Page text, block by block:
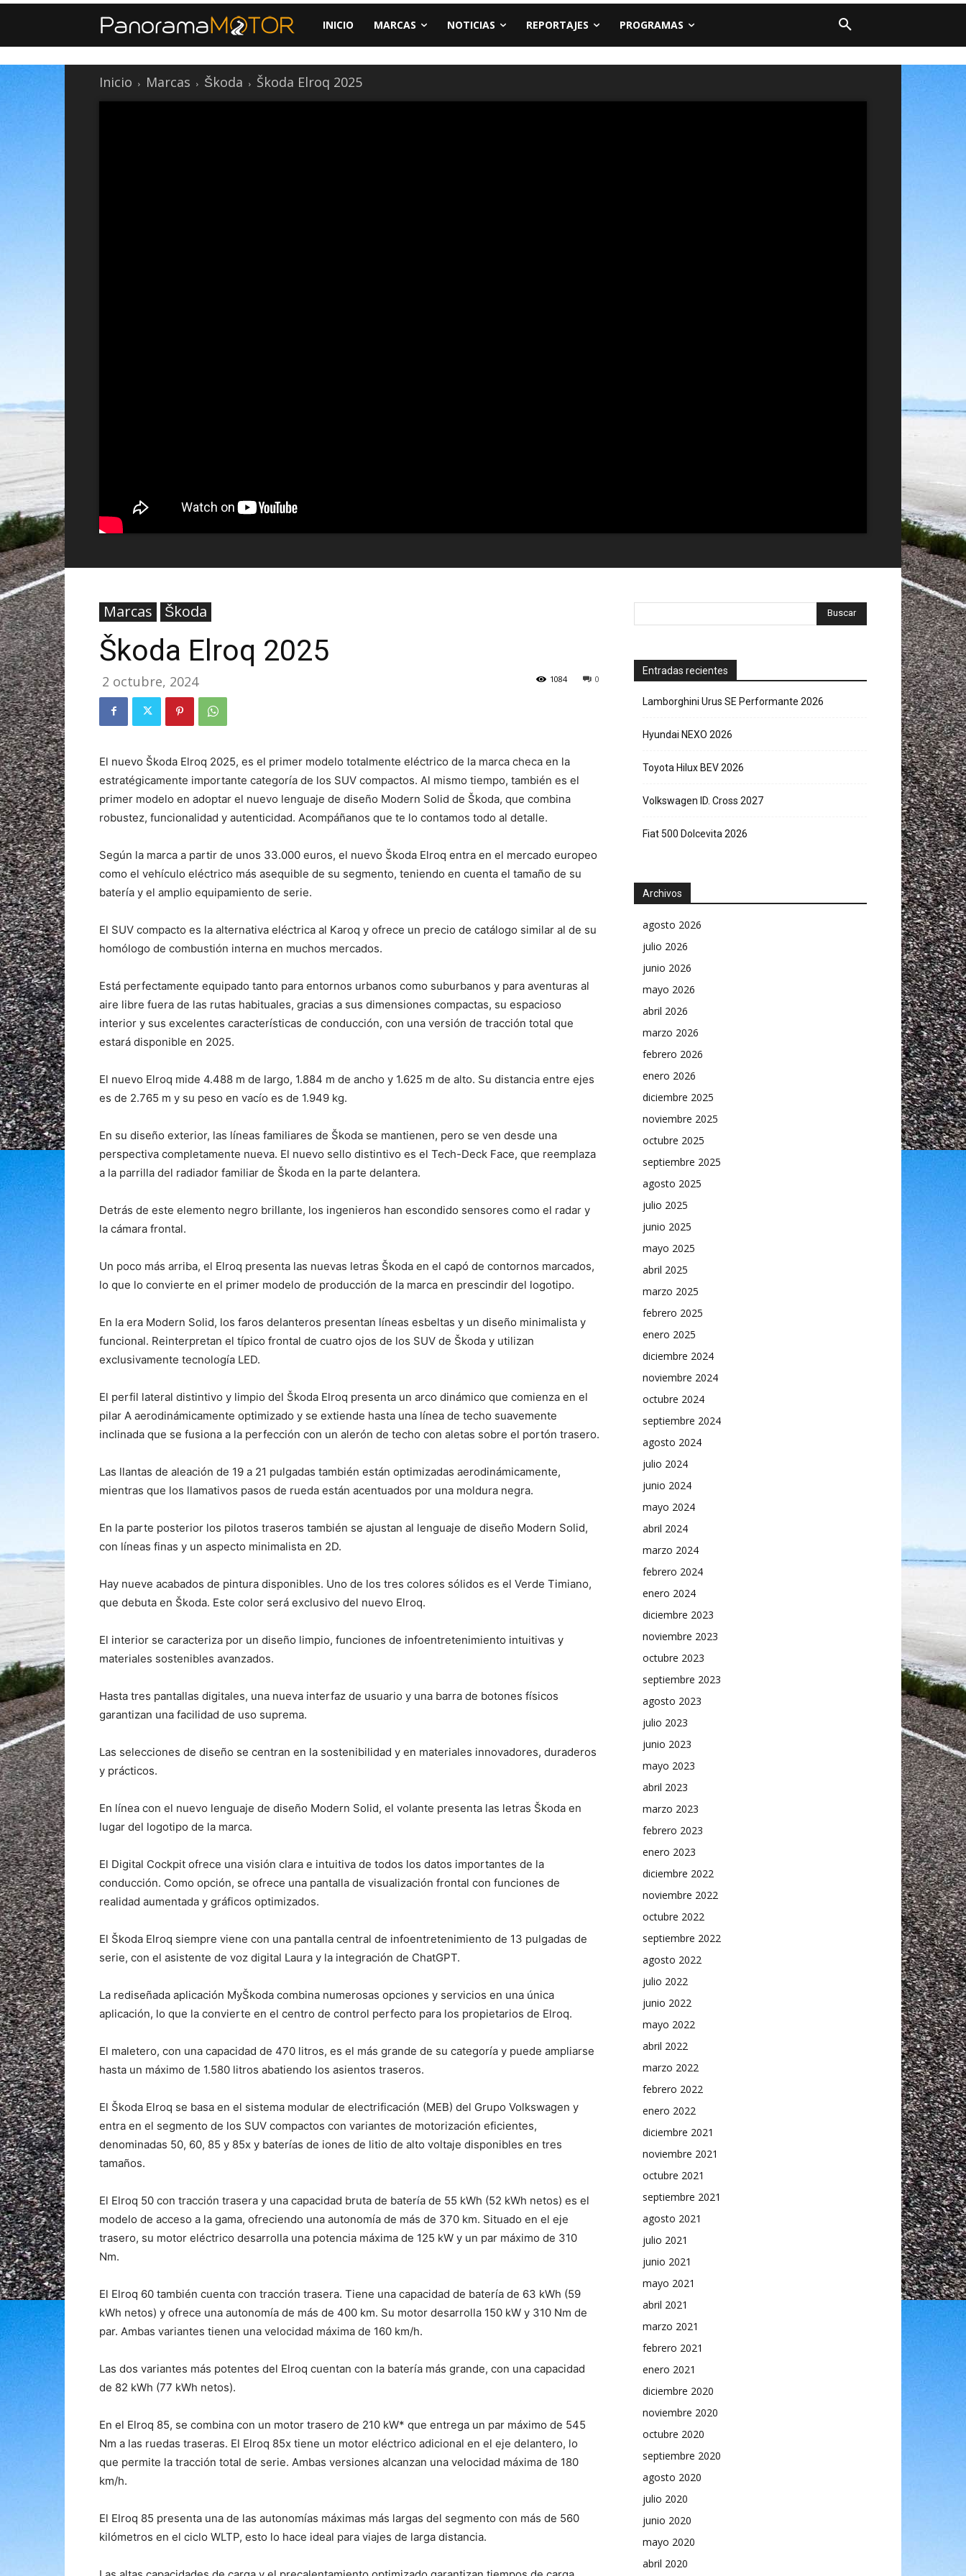
INICIO MARCAS NOTICIAS REPORTAJES PROGRAMAS
Inicio Marcas Škoda Škoda Elroq 2025
Marcas Škoda
Škoda Elroq 2025
2 octubre, 2024 0
1084
El nuevo Škoda Elroq 2025, es el primer modelo totalmente eléctrico de la marca checa en la
estratégicamente importante categoría de los SUV compactos. Al mismo tiempo, también es el
primer modelo en adoptar el nuevo lenguaje de diseño Modern Solid de Škoda, que combina
robustez, funcionalidad y autenticidad. Acompáñanos que te lo contamos todo al detalle.
Según la marca a partir de unos 33.000 euros, el nuevo Škoda Elroq entra en el mercado europeo
como el vehículo eléctrico más asequible de su segmento, teniendo en cuenta el tamaño de su
batería y el amplio equipamiento de serie.
El SUV compacto es la alternativa eléctrica al Karoq y ofrece un precio de catálogo similar al de su
homólogo de combustión interna en muchos mercados.
Está perfectamente equipado tanto para entornos urbanos como suburbanos y para aventuras al
aire libre fuera de las rutas habituales, gracias a sus dimensiones compactas, su espacioso
interior y sus excelentes características de conducción, con una versión de tracción total que
estará disponible en 2025.
El nuevo Elroq mide 4.488 m de largo, 1.884 m de ancho y 1.625 m de alto. Su distancia entre ejes
es de 2.765 m y su peso en vacío es de 1.949 kg.
En su diseño exterior, las líneas familiares de Škoda se mantienen, pero se ven desde una
perspectiva completamente nueva. El nuevo sello distintivo es el Tech-Deck Face, que reemplaza
a la parrilla del radiador familiar de Škoda en la parte delantera.
Detrás de este elemento negro brillante, los ingenieros han escondido sensores como el radar y
la cámara frontal.
Un poco más arriba, el Elroq presenta las nuevas letras Škoda en el capó de contornos marcados,
lo que lo convierte en el primer modelo de producción de la marca en prescindir del logotipo.
En la era Modern Solid, los faros delanteros presentan líneas esbeltas y un diseño minimalista y
funcional. Reinterpretan el típico frontal de cuatro ojos de los SUV de Škoda y utilizan
exclusivamente tecnología LED.
El perfil lateral distintivo y limpio del Škoda Elroq presenta un arco dinámico que comienza en el
pilar A aerodinámicamente optimizado y se extiende hasta una línea de techo suavemente
inclinada que se fusiona a la perfección con un alerón de techo con aletas sobre el portón trasero.
Las llantas de aleación de 19 a 21 pulgadas también están optimizadas aerodinámicamente,
mientras que los llamativos pasos de rueda están acentuados por una moldura negra.
En la parte posterior los pilotos traseros también se ajustan al lenguaje de diseño Modern Solid,
con líneas finas y un aspecto minimalista en 2D.
Hay nueve acabados de pintura disponibles. Uno de los tres colores sólidos es el Verde Timiano,
que debuta en Škoda. Este color será exclusivo del nuevo Elroq.
El interior se caracteriza por un diseño limpio, funciones de infoentretenimiento intuitivas y
materiales sostenibles avanzados.
Hasta tres pantallas digitales, una nueva interfaz de usuario y una barra de botones físicos
garantizan una facilidad de uso suprema.
Las selecciones de diseño se centran en la sostenibilidad y en materiales innovadores, duraderos
y prácticos.
En línea con el nuevo lenguaje de diseño Modern Solid, el volante presenta las letras Škoda en
lugar del logotipo de la marca.
El Digital Cockpit ofrece una visión clara e intuitiva de todos los datos importantes de la
conducción. Como opción, se ofrece una pantalla de visualización frontal con funciones de
realidad aumentada y gráficos optimizados.
El Škoda Elroq siempre viene con una pantalla central de infoentretenimiento de 13 pulgadas de
serie, con el asistente de voz digital Laura y la integración de ChatGPT.
La rediseñada aplicación MyŠkoda combina numerosas opciones y servicios en una única
aplicación, lo que la convierte en el centro de control perfecto para los propietarios de Elroq.
El maletero, con una capacidad de 470 litros, es el más grande de su categoría y puede ampliarse
hasta un máximo de 1.580 litros abatiendo los asientos traseros.
El Škoda Elroq se basa en el sistema modular de electrificación (MEB) del Grupo Volkswagen y
entra en el segmento de los SUV compactos con variantes de motorización eficientes,
denominadas 50, 60, 85 y 85x y baterías de iones de litio de alto voltaje disponibles en tres
tamaños.
El Elroq 50 con tracción trasera y una capacidad bruta de batería de 55 kWh (52 kWh netos) es el
modelo de acceso a la gama, ofreciendo una autonomía de más de 370 km. Situado en el eje
trasero, su motor eléctrico desarrolla una potencia máxima de 125 kW y un par máximo de 310
Nm.
El Elroq 60 también cuenta con tracción trasera. Tiene una capacidad de batería de 63 kWh (59
kWh netos) y ofrece una autonomía de más de 400 km. Su motor desarrolla 150 kW y 310 Nm de
par. Ambas variantes tienen una velocidad máxima de 160 km/h.
Las dos variantes más potentes del Elroq cuentan con la batería más grande, con una capacidad
de 82 kWh (77 kWh netos).
En el Elroq 85, se combina con un motor trasero de 210 kW* que entrega un par máximo de 545
Nm a las ruedas traseras. El Elroq 85x tiene un motor eléctrico adicional en el eje delantero, lo
que permite la tracción total de serie. Ambas versiones alcanzan una velocidad máxima de 180
km/h.
El Elroq 85 presenta una de las autonomías máximas más largas del segmento con más de 560
kilómetros en el ciclo WLTP, esto lo hace ideal para viajes de larga distancia.
Entradas recientes
Lamborghini Urus SE Performante 2026
Hyundai NEXO 2026
Toyota Hilux BEV 2026
Volkswagen ID. Cross 2027
Fiat 500 Dolcevita 2026
Archivos
agosto 2026
julio 2026
junio 2026
mayo 2026
abril 2026
marzo 2026
febrero 2026
enero 2026
diciembre 2025
noviembre 2025
octubre 2025
septiembre 2025
agosto 2025
julio 2025
junio 2025
mayo 2025
abril 2025
marzo 2025
febrero 2025
enero 2025
diciembre 2024
noviembre 2024
octubre 2024
septiembre 2024
agosto 2024
julio 2024
junio 2024
mayo 2024
abril 2024
marzo 2024
febrero 2024
enero 2024
diciembre 2023
noviembre 2023
octubre 2023
septiembre 2023
agosto 2023
julio 2023
junio 2023
mayo 2023
abril 2023
marzo 2023
febrero 2023
enero 2023
diciembre 2022
noviembre 2022
octubre 2022
septiembre 2022
agosto 2022
julio 2022
junio 2022
mayo 2022
abril 2022
marzo 2022
febrero 2022
enero 2022
diciembre 2021
noviembre 2021
octubre 2021
septiembre 2021
agosto 2021
julio 2021
junio 2021
mayo 2021
abril 2021
marzo 2021
febrero 2021
enero 2021
diciembre 2020
noviembre 2020
octubre 2020
septiembre 2020
agosto 2020
julio 2020
junio 2020
mayo 2020
abril 2020